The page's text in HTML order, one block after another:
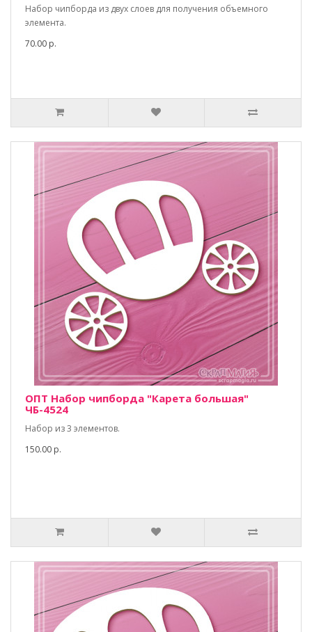
Набор чипборда из двух слоев для получения объемного
элемента.
70.00 р.
ОПТ Набор чипборда "Карета большая"
ЧБ-4524
Набор из 3 элементов.
150.00 р.